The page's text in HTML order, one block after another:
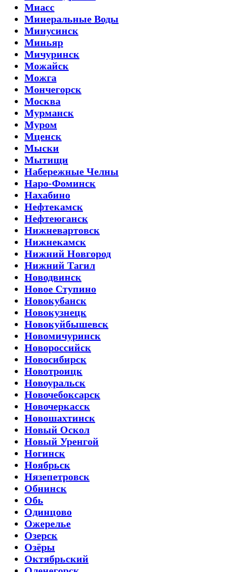
Миасс
Минеральные Воды
Минусинск
Миньяр
Мичуринск
Можайск
Можга
Мончегорск
Москва
Мурманск
Муром
Мценск
Мыски
Мытищи
Набережные Челны
Наро-Фоминск
Нахабино
Нефтекамск
Нефтеюганск
Нижневартовск
Нижнекамск
Нижний Новгород
Нижний Тагил
Новодвинск
Новое Ступино
Новокубанск
Новокузнецк
Новокуйбышевск
Новомичуринск
Новороссийск
Новосибирск
Новотроицк
Новоуральск
Новочебоксарск
Новочеркасск
Новошахтинск
Новый Оскол
Новый Уренгой
Ногинск
Ноябрьск
Нязепетровск
Обнинск
Обь
Одинцово
Ожерелье
Озерск
Озёры
Октябрьский